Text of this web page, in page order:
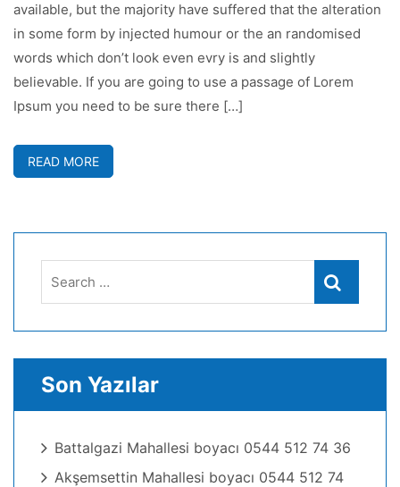
Your
Business
için
available, but the majority have suffered that the alteration
in some form by injected humour or the an randomised
words which don’t look even evry is and slightly
believable. If you are going to use a passage of Lorem
Ipsum you need to be sure there […]
READ MORE
Search
Son Yazılar
Battalgazi Mahallesi boyacı 0544 512 74 36
Akşemsettin Mahallesi boyacı 0544 512 74